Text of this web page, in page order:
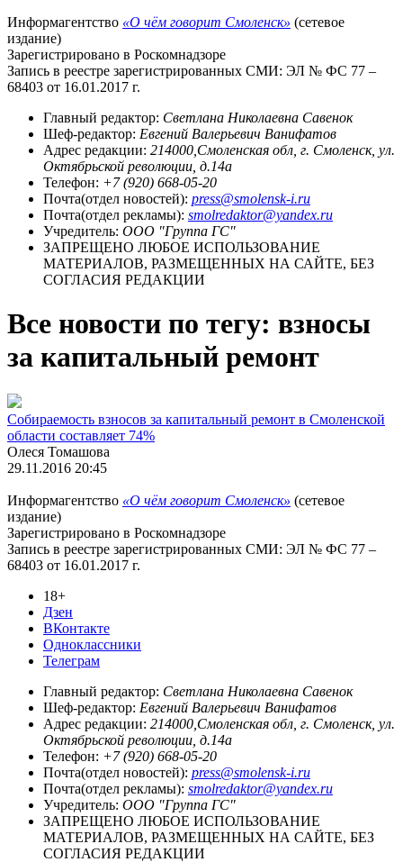
Информагентство «О чём говорит Смоленск» (сетевое
издание)
Зарегистрировано в Роскомнадзоре
Запись в реестре зарегистрированных СМИ: ЭЛ № ФС 77 –
68403 от 16.01.2017 г.
Главный редактор: Светлана Николаевна Савенок
Шеф-редактор: Евгений Валерьевич Ванифатов
Адрес редакции: 214000,Смоленская обл, г. Смоленск, ул.
Октябрьской революции, д.14а
Телефон: +7 (920) 668-05-20
Почта(отдел новостей): press@smolensk-i.ru
Почта(отдел рекламы): smolredaktor@yandex.ru
Учредитель: ООО "Группа ГС"
ЗАПРЕЩЕНО ЛЮБОЕ ИСПОЛЬЗОВАНИЕ
МАТЕРИАЛОВ, РАЗМЕЩЕННЫХ НА САЙТЕ, БЕЗ
СОГЛАСИЯ РЕДАКЦИИ
Все новости по тегу: взносы
за капитальный ремонт
Собираемость взносов за капитальный ремонт в Смоленской
области составляет 74%
Олеся Томашова
29.11.2016 20:45
Информагентство «О чём говорит Смоленск» (сетевое
издание)
Зарегистрировано в Роскомнадзоре
Запись в реестре зарегистрированных СМИ: ЭЛ № ФС 77 –
68403 от 16.01.2017 г.
18+
Дзен
ВКонтакте
Одноклассники
Телеграм
Главный редактор: Светлана Николаевна Савенок
Шеф-редактор: Евгений Валерьевич Ванифатов
Адрес редакции: 214000,Смоленская обл, г. Смоленск, ул.
Октябрьской революции, д.14а
Телефон: +7 (920) 668-05-20
Почта(отдел новостей): press@smolensk-i.ru
Почта(отдел рекламы): smolredaktor@yandex.ru
Учредитель: ООО "Группа ГС"
ЗАПРЕЩЕНО ЛЮБОЕ ИСПОЛЬЗОВАНИЕ
МАТЕРИАЛОВ, РАЗМЕЩЕННЫХ НА САЙТЕ, БЕЗ
СОГЛАСИЯ РЕДАКЦИИ